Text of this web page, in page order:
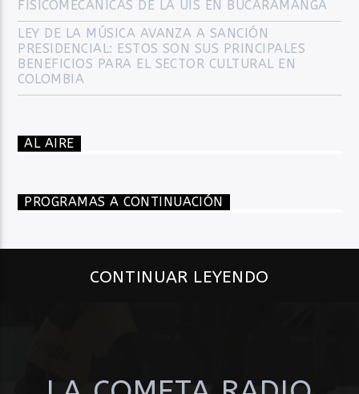
FISICOMECÁNICAS DE LA UIS EN BUCARAMANGA
LEY DE LA MÚSICA AVANZA A SANCIÓN
PRESIDENCIAL: ESTOS SON SUS PRINCIPALES
BENEFICIOS PARA EL SECTOR CULTURAL EN
COLOMBIA
AL AIRE
PROGRAMAS A CONTINUACIÓN
CONTINUAR LEYENDO